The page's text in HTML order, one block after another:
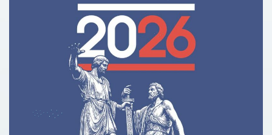
р
Образовательное кредитование: пособие для студентов
Кредит на образование с господдержкой
Причины для изменения условий по образовательному
кредиту
Сделай правильный выбор